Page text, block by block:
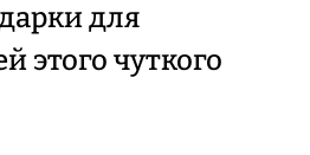
для
этого чуткого